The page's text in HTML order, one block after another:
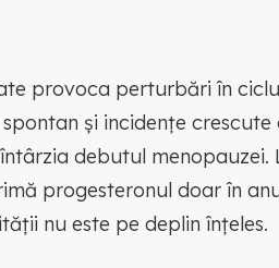
provoca perturbări în
și incidențe crescute
debutul menopauzei.
progesteronul doar în
nu este pe deplin înțeles.